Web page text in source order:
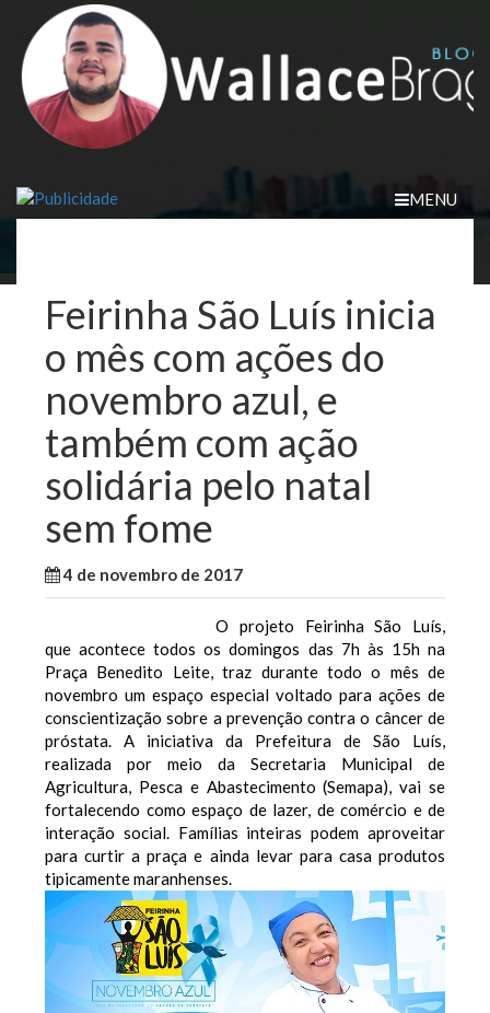
content
MENU
Feirinha São Luís inicia
o mês com ações do
novembro azul, e
também com ação
solidária pelo natal
sem fome
4 de novembro de 2017
O projeto Feirinha São Luís,
que acontece todos os domingos das 7h às 15h na
Praça Benedito Leite, traz durante todo o mês de
novembro um espaço especial voltado para ações de
conscientização sobre a prevenção contra o câncer de
próstata. A iniciativa da Prefeitura de São Luís,
realizada por meio da Secretaria Municipal de
Agricultura, Pesca e Abastecimento (Semapa), vai se
fortalecendo como espaço de lazer, de comércio e de
interação social. Famílias inteiras podem aproveitar
para curtir a praça e ainda levar para casa produtos
tipicamente maranhenses.